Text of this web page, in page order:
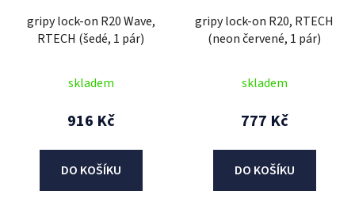
gripy lock-on R20 Wave,
RTECH (šedé, 1 pár)
skladem
916 Kč
DO KOŠÍKU
gripy lock-on R20, RTECH
(neon červené, 1 pár)
skladem
777 Kč
DO KOŠÍKU